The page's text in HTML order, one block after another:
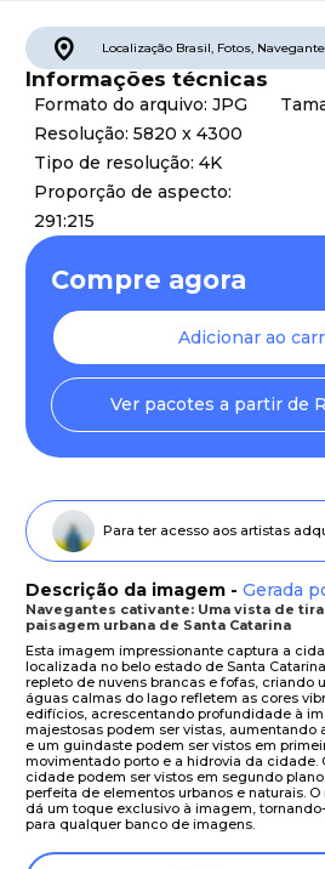
Localização Brasil, Fotos,
Informações técnicas
Formato do arquivo: JPG
Resolução: 5820 x 4300
Tipo de resolução: 4K
Proporção de aspecto:
291:215
Compre agora
Adicionar ao
Ver pacotes a partir de
Para ter acesso aos artistas
Descrição da imagem - Gerada
Navegantes cativante: Uma vista de
paisagem urbana de Santa Catarina
Esta imagem impressionante captura a
localizada no belo estado de Santa
repleto de nuvens brancas e fofas, criando
águas calmas do lago refletem as cores
edifícios, acrescentando profundidade à
majestosas podem ser vistas, aumentando
e um guindaste podem ser vistos em
movimentado porto e a hidrovia da cidade.
cidade podem ser vistos em segundo
perfeita de elementos urbanos e naturais.
dá um toque exclusivo à imagem,
para qualquer banco de imagens.